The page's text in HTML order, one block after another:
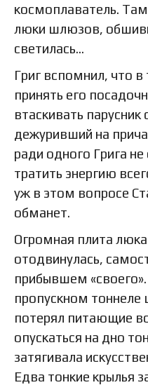
космоплаватель.
люки шлюзов,
светилась…
Григ вспомнил, что
принять его
втаскивать
дежуривший на
ради одного Грига не
тратить энергию
уж в этом вопросе
обманет.
Огромная плита
отодвинулась,
прибывшем
пропускном тоннеле
потерял питающие
опускаться на дно
затягивала
Едва тонкие крылья